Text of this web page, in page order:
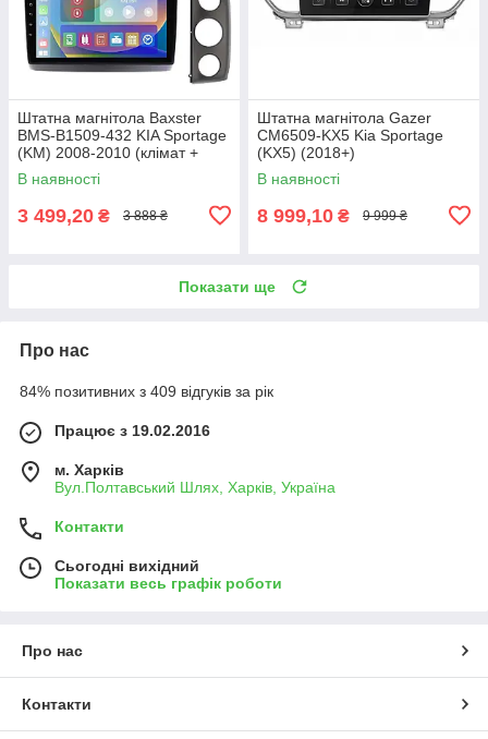
Штатна магнітола Baxster
BMS-B1509-432 KIA Sportage
(KM) 2008-2010 (клімат +
конд.)
В наявності
3 499,20 ₴ 3 888 ₴
Штатна магнітола Gazer
CM6509-KX5 Kia Sportage
(KX5) (2018+)
В наявності
8 999,10 ₴ 9 999 ₴
Показати ще
Про нас
84% позитивних з 409 відгуків за рік
Працює з 19.02.2016
м. Харків
Вул.Полтавський Шлях, Харків, Україна
Контакти
Сьогодні вихідний
Показати весь графік роботи
Про нас
Контакти